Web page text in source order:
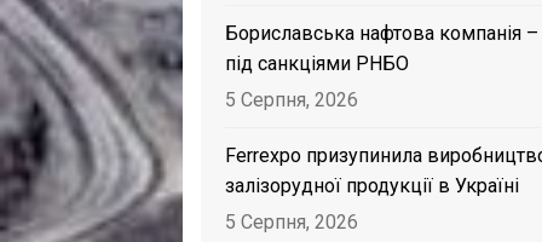
Бориславська нафтова компанія –
під санкціями РНБО
5 Серпня, 2026
Ferrexpo призупинила
залізорудної продукції в Україні
5 Серпня, 2026